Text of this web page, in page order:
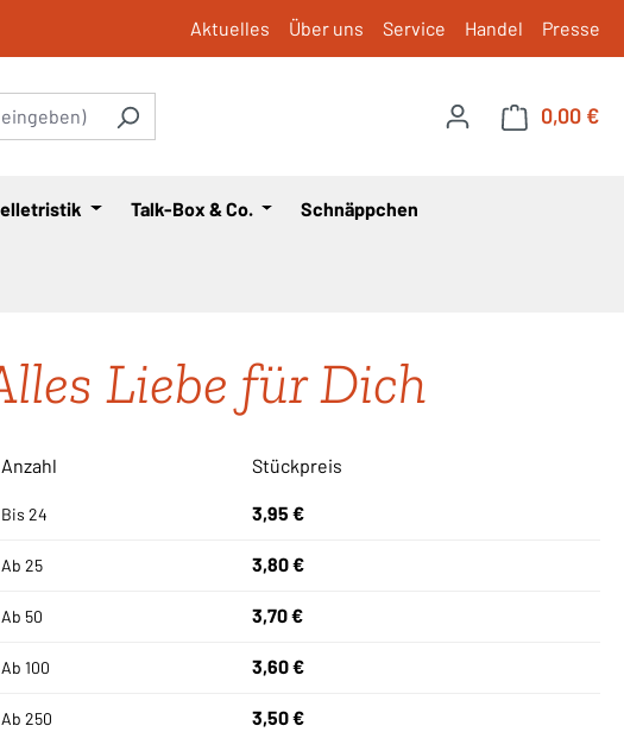
Aktuelles Über uns Service Handel Presse
0,00 €
Talk-Box & Co. Schnäppchen
Liebe für Dich
Anzahl Stückpreis
Bis 24 3,95 €
Ab 25 3,80 €
Ab 50 3,70 €
Ab 100 3,60 €
Ab 250 3,50 €